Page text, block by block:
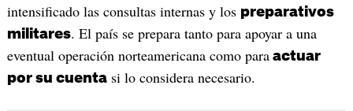
intensificado las consultas internas y los preparativos
militares. El país se prepara tanto para apoyar a una
eventual operación norteamericana como paraactuar
por su cuentasi lo considera necesario.